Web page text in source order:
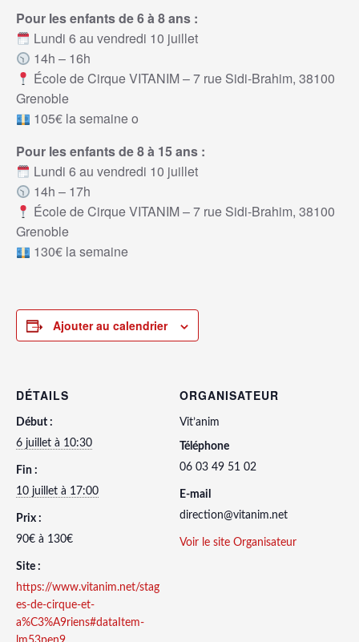
Pour les enfants de 6 à 8 ans :
Lundi 6 au vendredi 10 juillet
14h – 16h
École de Cirque VITANIM – 7 rue Sidi-Brahim, 38100
Grenoble
105€ la semaine o
Pour les enfants de 8 à 15 ans :
Lundi 6 au vendredi 10 juillet
14h – 17h
École de Cirque VITANIM – 7 rue Sidi-Brahim, 38100
Grenoble
130€ la semaine
Ajouter au calendrier
DÉTAILS
Début :
6 juillet à 10:30
Fin :
10 juillet à 17:00
Prix :
90€ à 130€
Site :
https://www.vitanim.net/stag
es-de-cirque-et-
a%C3%A9riens#dataItem-
ORGANISATEUR
Vit’anim
Téléphone
06 03 49 51 02
E-mail
direction@vitanim.net
Voir le site Organisateur